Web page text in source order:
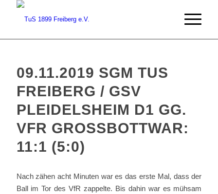
09.11.2019 SGM TUS
FREIBERG / GSV
PLEIDELSHEIM D1 GG.
VFR GROSSBOTTWAR: 1
1:1 (5:0)
Nach zähen acht Minuten war es das erste Mal, dass der
Ball im Tor des VfR zappelte. Bis dahin war es mühsam